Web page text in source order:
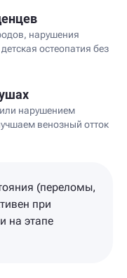
нарушения
остеопатия без
нарушением
венозный отток
(переломы,
при
на этапе